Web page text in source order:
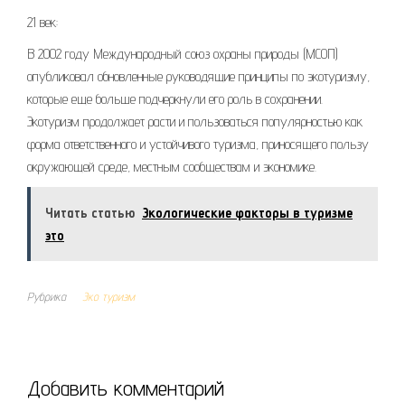
21 век:
В 2002 году Международный союз охраны природы (МСОП)
опубликовал обновленные руководящие принципы по экотуризму,
которые еще больше подчеркнули его роль в сохранении.
Экотуризм продолжает расти и пользоваться популярностью как
форма ответственного и устойчивого туризма, приносящего пользу
окружающей среде, местным сообществам и экономике.
Читать статью Экологические факторы в туризме
это
Рубрика Эко туризм
Добавить комментарий